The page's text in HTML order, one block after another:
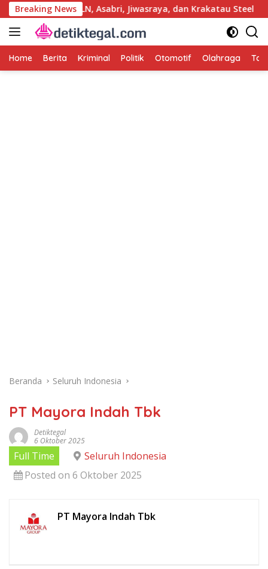
Langsung
ke
konten
Breaking News
Korupsi PLN, Asabri, Jiwasraya, dan Krakatau Steel
Home Berita Kriminal Politik Otomotif Olahraga
Beranda Seluruh Indonesia
PT Mayora Indah Tbk
Detiktegal
6 Oktober 2025
Full Time
Seluruh Indonesia
Posted on 6 Oktober 2025
PT Mayora Indah Tbk